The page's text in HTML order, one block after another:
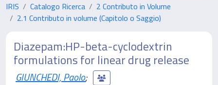
IRIS Catalogo Ricerca
2 Contributo in Volume
2.1 Contributo in volume (Capitolo o Saggio)
Diazepam:HP-beta-cyclodextrin
formulations for linear drug release
GIUNCHEDI, Paolo;